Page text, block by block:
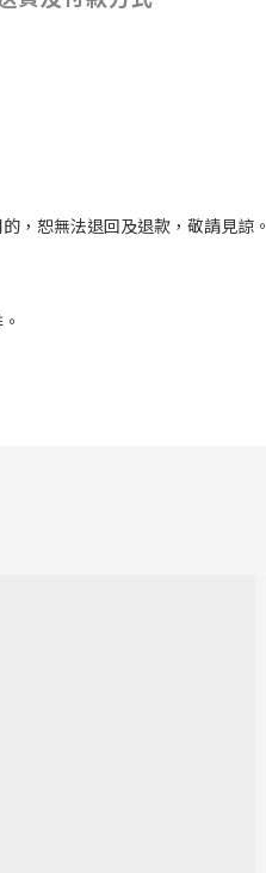
，恕無法退回及退款，敬請見諒。